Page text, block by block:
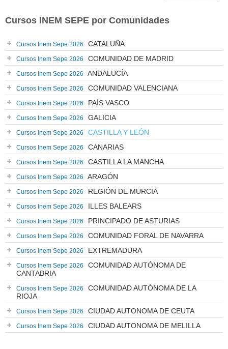
Cursos INEM SEPE por Comunidades
Cursos Inem Sepe 2026 CATALUÑA
Cursos Inem Sepe 2026 COMUNIDAD DE MADRID
Cursos Inem Sepe 2026 ANDALUCÍA
Cursos Inem Sepe 2026 COMUNIDAD VALENCIANA
Cursos Inem Sepe 2026 PAÍS VASCO
Cursos Inem Sepe 2026 GALICIA
Cursos Inem Sepe 2026 CASTILLA Y LEÓN
Cursos Inem Sepe 2026 CANARIAS
Cursos Inem Sepe 2026 CASTILLA LA MANCHA
Cursos Inem Sepe 2026 ARAGÓN
Cursos Inem Sepe 2026 REGIÓN DE MURCIA
Cursos Inem Sepe 2026 ILLES BALEARS
Cursos Inem Sepe 2026 PRINCIPADO DE ASTURIAS
Cursos Inem Sepe 2026 COMUNIDAD FORAL DE NAVARRA
Cursos Inem Sepe 2026 EXTREMADURA
Cursos Inem Sepe 2026
COMUNIDAD AUTÓNOMA DE
CANTABRIA
Cursos Inem Sepe 2026
COMUNIDAD AUTÓNOMA DE LA
RIOJA
Cursos Inem Sepe 2026 CIUDAD AUTONOMA DE CEUTA
Cursos Inem Sepe 2026 CIUDAD AUTONOMA DE MELILLA